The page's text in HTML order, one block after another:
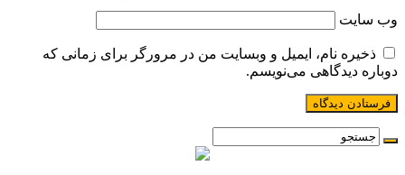
وب‌ سایت
ذخیره نام، ایمیل و وبسایت من در مرورگر برای زمانی که
دوباره دیدگاهی می‌نویسم.